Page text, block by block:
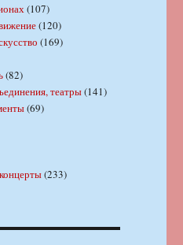
(107)
(120)
(169)
(82)
театры(141)
(69)
(233)